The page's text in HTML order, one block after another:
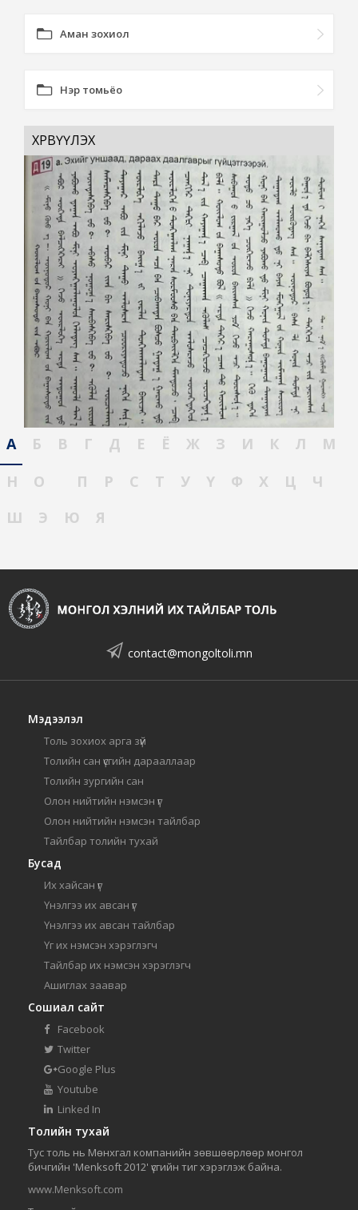
Аман зохиол
Нэр томьёо
ХӨРВҮҮЛЭХ
А Б В Г Д Е Ё Ж З И К Л
М
Н
О П Р С Т У Ү Ф Х Ц
Ч
Ш
Э Ю Я
contact@mongoltoli.mn
Мэдээлэл
Толь зохиох арга зүй
Толийн сан үсгийн дарааллаар
Толийн зургийн сан
Олон нийтийн нэмсэн үг
Олон нийтийн нэмсэн тайлбар
Тайлбар толийн тухай
Бусад
Их хайсан үг
Үнэлгээ их авсан үг
Үнэлгээ их авсан тайлбар
Үг их нэмсэн хэрэглэгч
Тайлбар их нэмсэн хэрэглэгч
Ашиглах заавар
Сошиал сайт
Facebook
Twitter
Google Plus
Youtube
Linked In
Толийн тухай
Тус толь нь Мөнхгал компанийн зөвшөөрлөөр монгол
бичгийн 'Menksoft 2012' үсгийн тиг хэрэглэж байна.
www.Menksoft.com